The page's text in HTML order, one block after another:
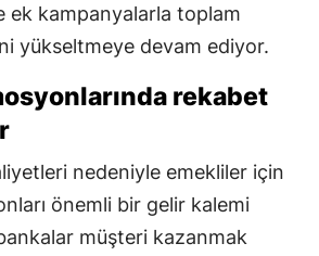
ek kampanyalarla toplam
yükseltmeye devam ediyor.
rekabet
nedeniyle emekliler için
önemli bir gelir kalemi
müşteri kazanmak